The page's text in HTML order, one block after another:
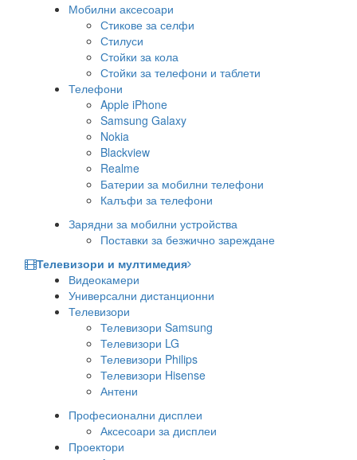
Мобилни аксесоари
Стикове за селфи
Стилуси
Стойки за кола
Стойки за телефони и таблети
Телефони
Apple iPhone
Samsung Galaxy
Nokia
Blackview
Realme
Батерии за мобилни телефони
Калъфи за телефони
Зарядни за мобилни устройства
Поставки за безжично зареждане
Телевизори и мултимедия
Видеокамери
Универсални дистанционни
Телевизори
Телевизори Samsung
Телевизори LG
Телевизори Philips
Телевизори Hisense
Антени
Професионални дисплеи
Аксесоари за дисплеи
Проектори